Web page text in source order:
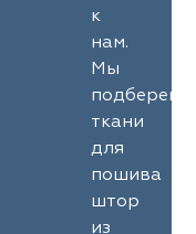
к
нам.
Мы
подберем
ткани
для
пошива
штор
из